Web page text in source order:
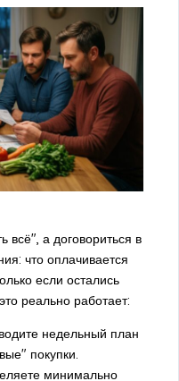
всё", а договориться в
что оплачивается
если остались
реально работает:
недельный план
покупки.
минимально